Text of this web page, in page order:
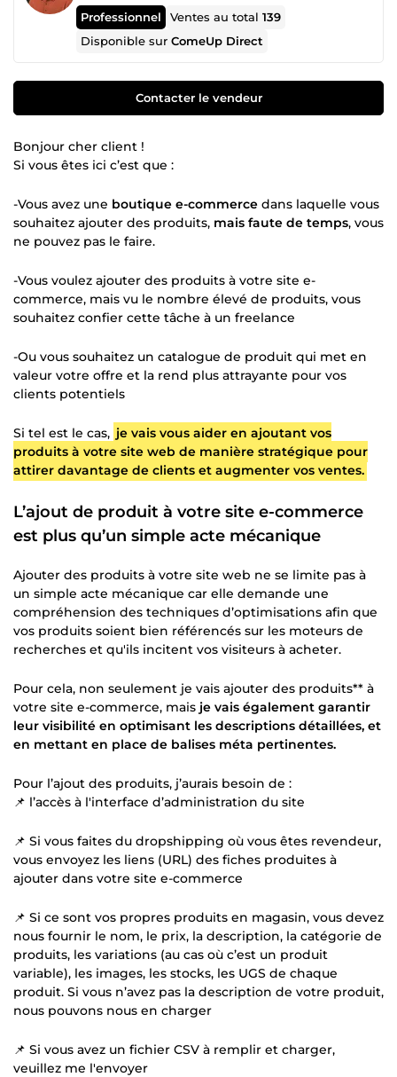
Professionnel Ventes au total139
Disponible surComeUp Direct
Contacter le vendeur
Bonjour cher client !
Si vous êtes ici c’est que :
-Vous avez une boutique e-commerce dans laquelle vous
souhaitez ajouter des produits, mais faute de temps, vous
ne pouvez pas le faire.
-Vous voulez ajouter des produits à votre site e-
commerce, mais vu le nombre élevé de produits, vous
souhaitez confier cette tâche à un freelance
-Ou vous souhaitez un catalogue de produit qui met en
valeur votre offre et la rend plus attrayante pour vos
clients potentiels
Si tel est le cas, je vais vous aider en ajoutant vos
produits à votre site web de manière stratégique pour
attirer davantage de clients et augmenter vos ventes.
L’ajout de produit à votre site e-commerce
est plus qu’un simple acte mécanique
Ajouter des produits à votre site web ne se limite pas à
un simple acte mécanique car elle demande une
compréhension des techniques d’optimisations afin que
vos produits soient bien référencés sur les moteurs de
recherches et qu'ils incitent vos visiteurs à acheter.
Pour cela, non seulement je vais ajouter des produits** à
votre site e-commerce, mais je vais également garantir
leur visibilité en optimisant les descriptions détaillées, et
en mettant en place de balises méta pertinentes.
Pour l’ajout des produits, j’aurais besoin de :
📌 l’accès à l'interface d’administration du site
📌 Si vous faites du dropshipping où vous êtes revendeur,
vous envoyez les liens (URL) des fiches produites à
ajouter dans votre site e-commerce
📌 Si ce sont vos propres produits en magasin, vous devez
nous fournir le nom, le prix, la description, la catégorie de
produits, les variations (au cas où c’est un produit
variable), les images, les stocks, les UGS de chaque
produit. Si vous n’avez pas la description de votre produit,
nous pouvons nous en charger
📌 Si vous avez un fichier CSV à remplir et charger,
veuillez me l'envoyer